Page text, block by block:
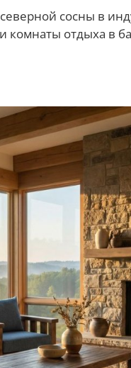
сосны в
комнаты отдыха в